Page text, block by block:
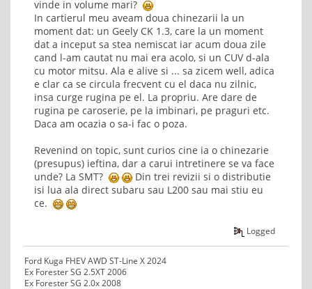
vinde in volume mari?
In cartierul meu aveam doua chinezarii la un
moment dat: un Geely CK 1.3, care la un moment
dat a inceput sa stea nemiscat iar acum doua zile
cand l-am cautat nu mai era acolo, si un CUV d-ala
cu motor mitsu. Ala e alive si ... sa zicem well, adica
e clar ca se circula frecvent cu el daca nu zilnic,
insa curge rugina pe el. La propriu. Are dare de
rugina pe caroserie, pe la imbinari, pe praguri etc.
Daca am ocazia o sa-i fac o poza.
Revenind on topic, sunt curios cine ia o chinezarie
(presupus) ieftina, dar a carui intretinere se va face
unde? La SMT?
Din trei revizii si o distributie
isi lua ala direct subaru sau L200 sau mai stiu eu
ce.
Logged
Ford Kuga FHEV AWD ST-Line X 2024
Ex Forester SG 2.5XT 2006
Ex Forester SG 2.0x 2008